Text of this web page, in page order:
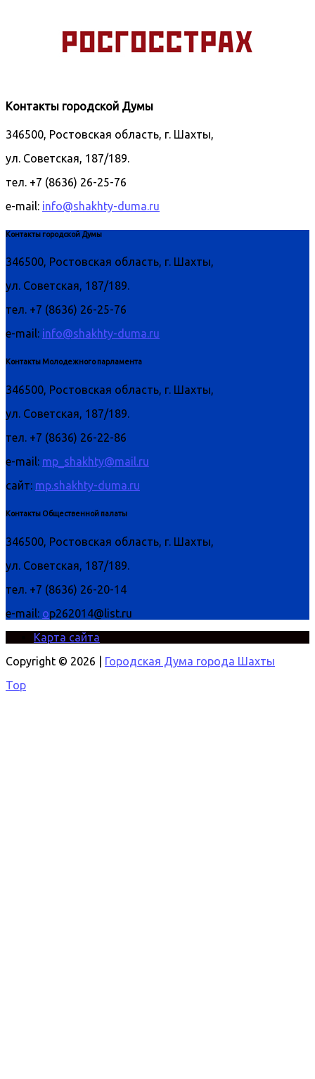
Контакты городской Думы
346500, Ростовская область, г. Шахты,
ул. Советская, 187/189.
тел. +7 (8636) 26-25-76
e-mail: info@shakhty-duma.ru
Контакты городской Думы
346500, Ростовская область, г. Шахты,
ул. Советская, 187/189.
тел. +7 (8636) 26-25-76
e-mail: info@shakhty-duma.ru
Контакты Молодежного парламента
346500, Ростовская область, г. Шахты,
ул. Советская, 187/189.
тел. +7 (8636) 26-22-86
e-mail: mp_shakhty@mail.ru
сайт: mp.shakhty-duma.ru
Контакты Общественной палаты
346500, Ростовская область, г. Шахты,
ул. Советская, 187/189.
тел. +7 (8636) 26-20-14
e-mail: op262014@list.ru
Карта сайта
Copyright © 2026 |
Городская Дума города Шахты
Top